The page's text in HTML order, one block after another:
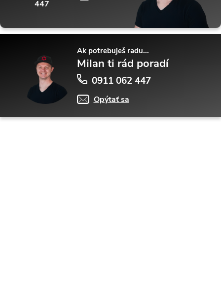
447
Ak potrebuješ radu...
Milan ti rád poradí
0911 062 447
Opýtať sa